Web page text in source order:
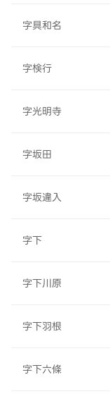
字具和名
字検行
字光明寺
字坂田
字坂違入
字下
字下川原
字下羽根
字下六條